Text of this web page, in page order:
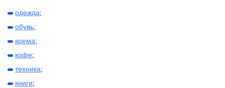
одежда;
обувь;
крема;
кофе;
техника;
книги;